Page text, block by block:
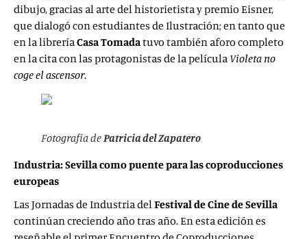
dibujo, gracias al arte del historietista y premio Eisner,
que dialogó con estudiantes de Ilustración; en tanto que
en la libreríaCasaTomadatuvo también aforo completo
en la cita con las protagonistas de la película Violeta no
coge el ascensor.
Fotografía dePatricia del Zapatero
Industria: Sevilla como puente para las coproducciones
europeas
Las Jornadas de Industria delFestival de Cine de Sevilla
continúan creciendo año tras año. En esta edición es